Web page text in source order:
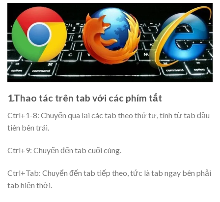
1.Thao tác trên tab với các phím tắt
Ctrl+1-8: Chuyển qua lại các tab theo thứ tự, tính từ tab đầu
tiên bên trái.
Ctrl+9: Chuyển đến tab cuối cùng.
Ctrl+Tab: Chuyển đến tab tiếp theo, tức là tab ngay bên phải
tab hiện thời.